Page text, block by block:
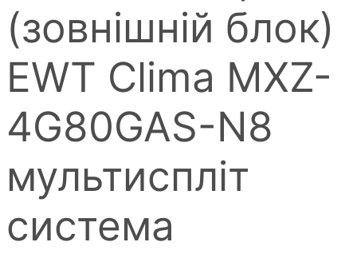
(зовнішній блок)
EWT Clima MXZ-
4G80GAS-N8
мультиспліт
система